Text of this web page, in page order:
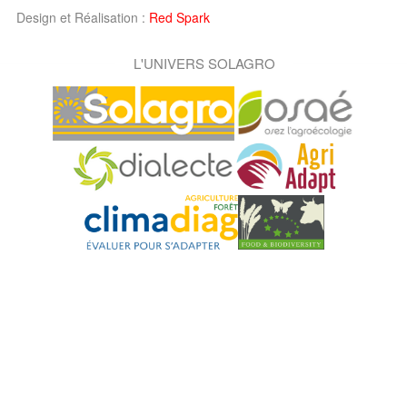
Design et Réalisation : Red Spark
L'UNIVERS SOLAGRO